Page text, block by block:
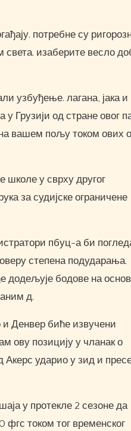
потребне су
изаберите весло
узбуђење. лагана, јака и
Грузији од стране овог
на вашем пољу током ових
школе у ​​сврху другог
за судијске ограничене
пбуц-а би
степена подударања.
додељује бодове на
д.
и Денвер биће извучени
ову позицију у чланак о
ударио у зид и
у протекле 2 сезоне да
фгс током тог временског